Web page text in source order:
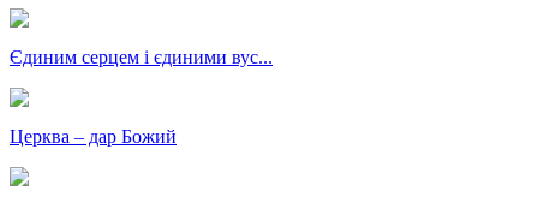
Єдиним серцем і єдиними вус...
Церква – дар Божий